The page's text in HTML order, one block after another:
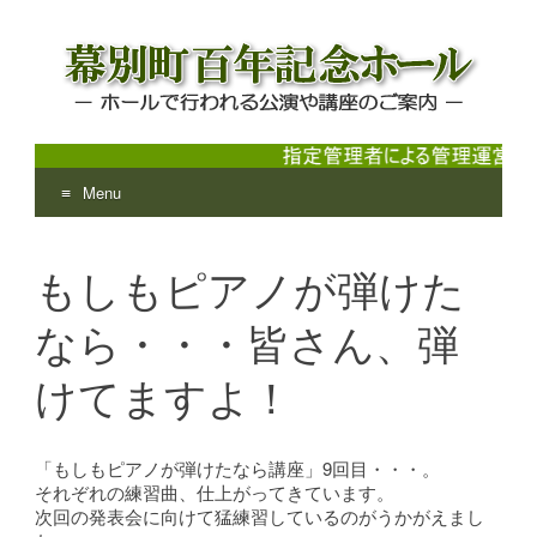
幕別町百年記念ホール
ホールで行われる公演や講座のご案内
Menu
content
もしもピアノが弾けた
なら・・・皆さん、弾
けてますよ！
「もしもピアノが弾けたなら講座」9回目・・・。
それぞれの練習曲、仕上がってきています。
次回の発表会に向けて猛練習しているのがうかがえまし